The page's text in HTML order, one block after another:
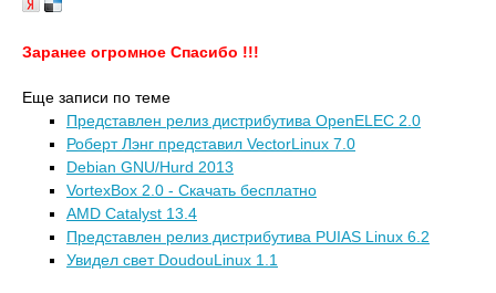
Заранее огромное Спасибо !!!
Еще записи по теме
Представлен релиз дистрибутива OpenELEC 2.0
Роберт Лэнг представил VectorLinux 7.0
Debian GNU/Hurd 2013
VortexBox 2.0 - Скачать бесплатно
AMD Catalyst 13.4
Представлен релиз дистрибутива PUIAS Linux 6.2
Увидел свет DoudouLinux 1.1